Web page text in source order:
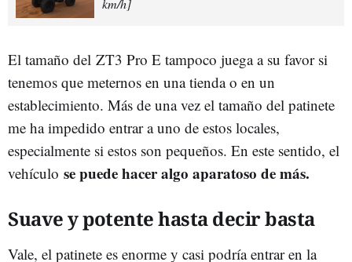
km/h]
El tamaño del ZT3 Pro E tampoco juega a su favor si
tenemos que meternos en una tienda o en un
establecimiento. Más de una vez el tamaño del patinete
me ha impedido entrar a uno de estos locales,
especialmente si estos son pequeños. En este sentido, el
vehículo se puede hacer algo aparatoso de más.
Suave y potente hasta decir basta
Vale, el patinete es enorme y casi podría entrar en la